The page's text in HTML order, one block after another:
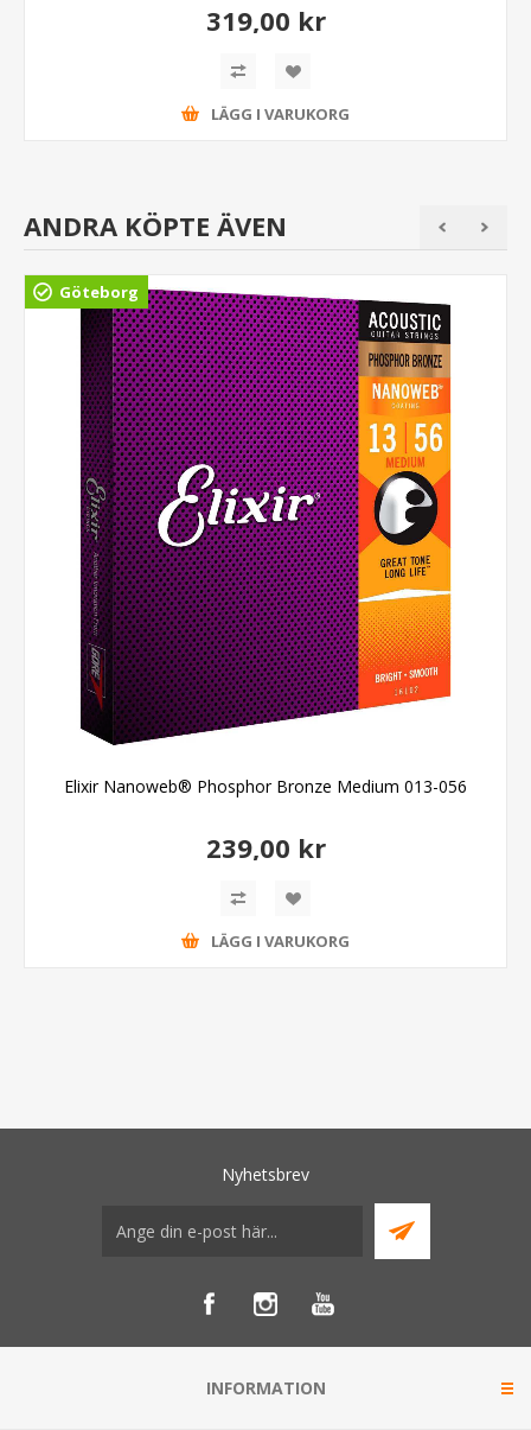
319,00 kr
LÄGG I VARUKORG
ANDRA KÖPTE ÄVEN
Göteborg
Elixir Nanoweb® Phosphor Bronze Medium 013-056
239,00 kr
LÄGG I VARUKORG
Nyhetsbrev
INFORMATION